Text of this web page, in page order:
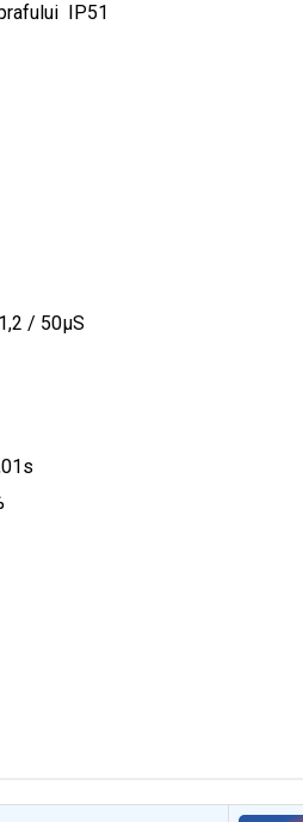
IP51
/ 50µS